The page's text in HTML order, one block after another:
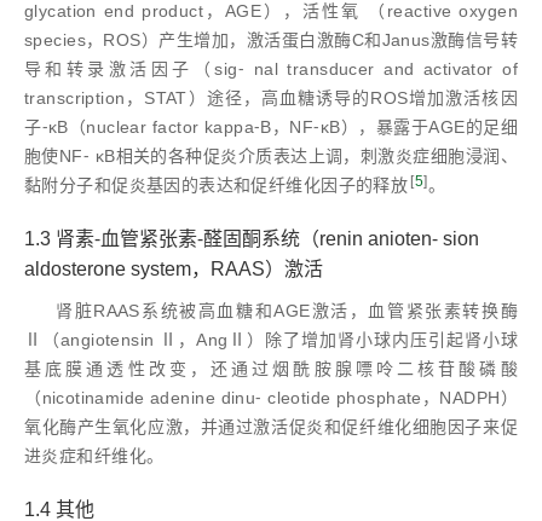
glycation end product，AGE），活性氧 （reactive oxygen
species，ROS）产生增加，激活蛋白激酶C和Janus激酶信号转
导和转录激活因子（sig⁃ nal transducer and activator of
transcription，STAT）途径，高血糖诱导的ROS增加激活核因
子⁃κB（nuclear factor kappa⁃B，NF⁃κB），暴露于AGE的足细
胞使NF⁃ κB相关的各种促炎介质表达上调，刺激炎症细胞浸润、
黏附分子和促炎基因的表达和促纤维化因子的释放 [5]。
1.3 肾素⁃血管紧张素⁃醛固酮系统（renin anioten⁃ sion
aldosterone system，RAAS）激活
肾脏RAAS系统被高血糖和AGE激活，血管紧张素转换酶
Ⅱ（angiotensin Ⅱ，AngⅡ）除了增加肾小球内压引起肾小球
基底膜通透性改变，还通过烟酰胺腺嘌呤二核苷酸磷酸
（nicotinamide adenine dinu⁃ cleotide phosphate，NADPH）
氧化酶产生氧化应激，并通过激活促炎和促纤维化细胞因子来促
进炎症和纤维化。
1.4 其他